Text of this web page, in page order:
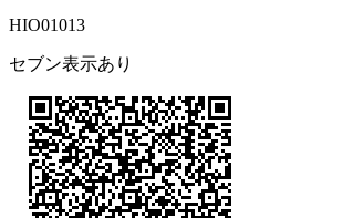
HIO01013
セブン表示あり